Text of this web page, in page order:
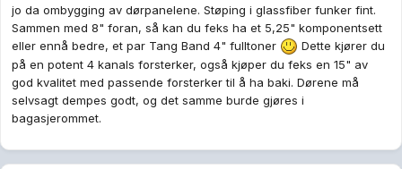
jo da ombygging av dørpanelene. Støping i glassfiber funker fint.
Sammen med 8" foran, så kan du feks ha et 5,25" komponentsett
eller ennå bedre, et par Tang Band 4" fulltoner
Dette kjører du
på en potent 4 kanals forsterker, også kjøper du feks en 15" av
god kvalitet med passende forsterker til å ha baki. Dørene må
selvsagt dempes godt, og det samme burde gjøres i
bagasjerommet.